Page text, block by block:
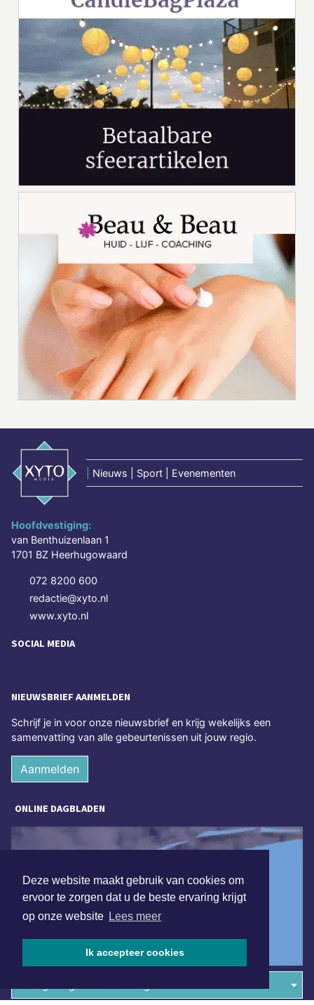
Deze website maakt gebruik van cookies om
ervoor te zorgen dat u de beste ervaring krijgt
op onze website Lees meer
Ik accepteer cookies
Nieuws | Sport | Evenementen
Hoofdvestiging:
van Benthuizenlaan 1
1701 BZ Heerhugowaard
072 8200 600
redactie@xyto.nl
www.xyto.nl
SOCIAL MEDIA
NIEUWSBRIEF AANMELDEN
Schrijf je in voor onze nieuwsbrief en krijg wekelijks een
samenvatting van alle gebeurtenissen uit jouw regio.
Aanmelden
ONLINE DAGBLADEN